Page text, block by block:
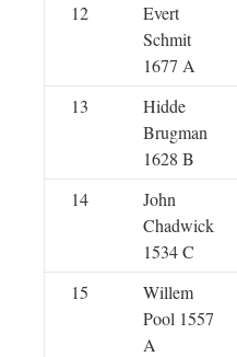
12
Evert
Schmit
1677 A
13
Hidde
Brugman
1628 B
14
John
Chadwick
1534 C
15
Willem
Pool 1557
A